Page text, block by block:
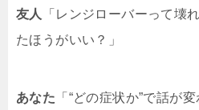
友人
「レンジローバーって壊
たほうがいい？」
あなた 「“どの症状か”で話が